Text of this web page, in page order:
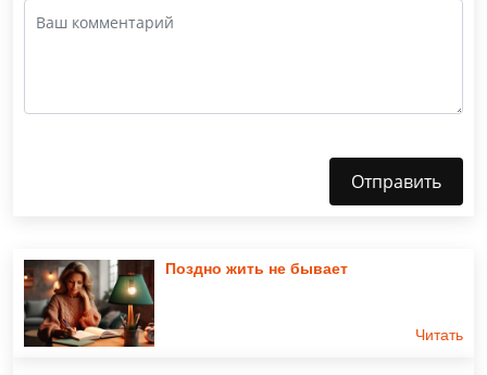
Отправить
Поздно жить не бывает
Читать